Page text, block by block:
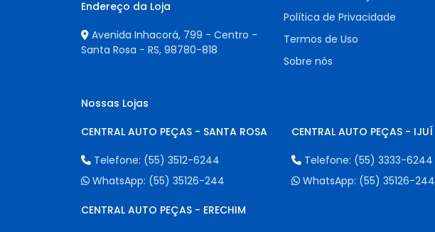
Endereço da Loja
Avenida Inhacorá, 799 - Centro -
Santa Rosa - RS, 98780-818
Política de Privacidade
Termos de Uso
Sobre nós
Nossas Lojas
CENTRAL AUTO PEÇAS - SANTA ROSA
Telefone: (55) 3512-6244
WhatsApp: (55) 35126-244
CENTRAL AUTO PEÇAS - IJUÍ
Telefone: (55) 3333-6244
WhatsApp: (55) 35126-244
CENTRAL AUTO PEÇAS - ERECHIM